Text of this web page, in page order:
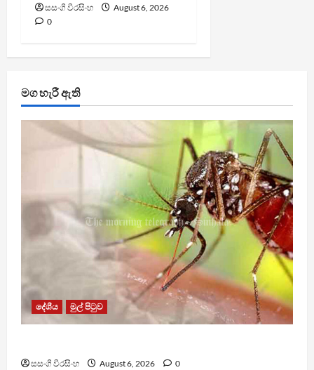
සසංගි වීරසිංහ
August 6, 2026
0
මග හැරී ඇති
දේශීය මුල් පිටුව
සසංගි වීරසිංහ August 6, 2026 0